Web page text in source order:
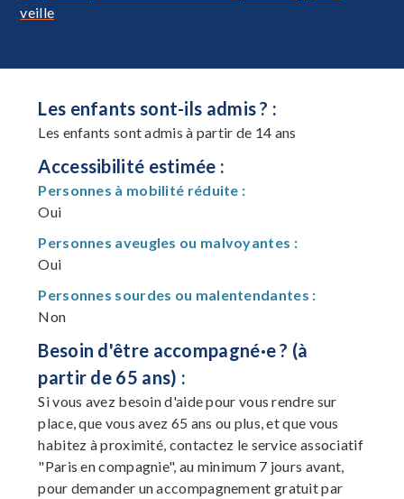
veille
Les enfants sont-ils admis ? :
Les enfants sont admis à partir de 14 ans
Accessibilité estimée :
Personnes à mobilité réduite :
Oui
Personnes aveugles ou malvoyantes :
Oui
Personnes sourdes ou malentendantes :
Non
Besoin d'être accompagné·e ? (à
partir de 65 ans) :
Si vous avez besoin d'aide pour vous rendre sur
place, que vous avez 65 ans ou plus, et que vous
habitez à proximité, contactez le service associatif
"Paris en compagnie", au minimum 7 jours avant,
pour demander un accompagnement gratuit par